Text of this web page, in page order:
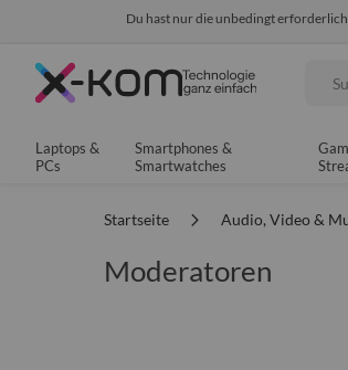
Du hast nur die unbedingt
Seit 8 Jahren für dich da!
Laptops &
PCs
Smartphones &
Smartwatches
Startseite Audio, Video &
Moderatoren